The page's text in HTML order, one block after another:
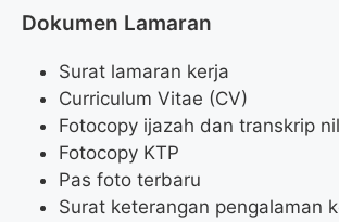
Dokumen Lamaran
Surat lamaran kerja
Curriculum Vitae (CV)
Fotocopy ijazah dan transkrip
Fotocopy KTP
Pas foto terbaru
Surat keterangan pengalaman